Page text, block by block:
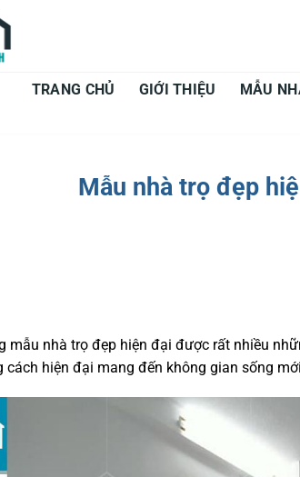
TRANG CHỦ GIỚI THIỆU MẪU
Mẫu nhà trọ đẹp
mẫu nhà trọ đẹp hiện đại được rất nhiều
cách hiện đại mang đến không gian sống